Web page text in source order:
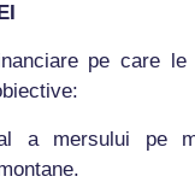
pe care le
a mersului pe